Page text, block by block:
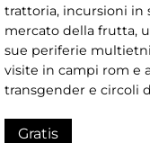
trattoria, incursioni in
mercato della frutta,
sue periferie
visite in campi rom e
transgender e circoli
Gratis